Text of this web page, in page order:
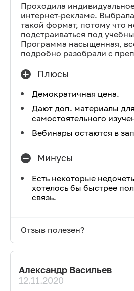
Проходила
интернет-рекламе.
такой формат, потому что
подстраиваться под
Программа насыщенная,
подробно разобрали с
Плюсы
Демократичная цена.
Дают доп. материалы для
самостоятельного
Вебинары остаются в
Минусы
Есть некоторые
хотелось бы быстрее
связь.
Отзыв полезен?
Александр Васильев
12.11.2020